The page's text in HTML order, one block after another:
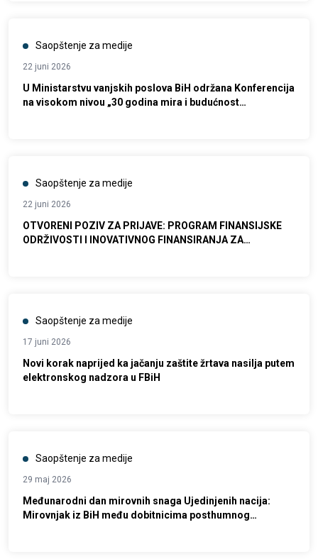
Saopštenje za medije
22 juni 2026
U Ministarstvu vanjskih poslova BiH održana Konferencija
na visokom nivou „30 godina mira i budućnost
Saopštenje za medije
22 juni 2026
OTVORENI POZIV ZA PRIJAVE: PROGRAM FINANSIJSKE
ODRŽIVOSTI I INOVATIVNOG FINANSIRANJA ZA
Saopštenje za medije
17 juni 2026
Novi korak naprijed ka jačanju zaštite žrtava nasilja putem
elektronskog nadzora u FBiH
Saopštenje za medije
29 maj 2026
Međunarodni dan mirovnih snaga Ujedinjenih nacija:
Mirovnjak iz BiH među dobitnicima posthumnog